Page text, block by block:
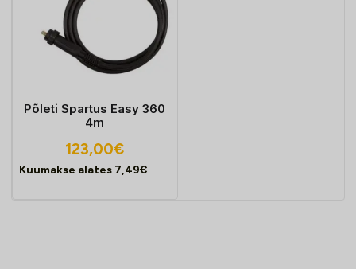
Põleti Spartus Easy 360
4m
123,00€
Kuumakse alates 7,49€